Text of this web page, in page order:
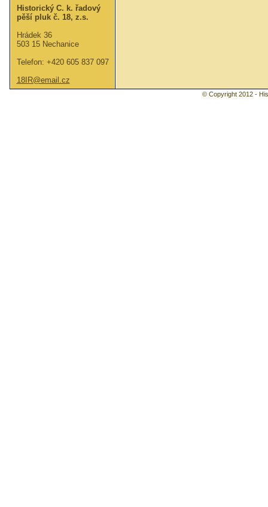
Historický C. k. řadový
pěší pluk č. 18, z.s.
Hrádek 36
503 15 Nechanice
Telefon: +420 605 837 097
18IR@email.cz
© Copyright 2012 -